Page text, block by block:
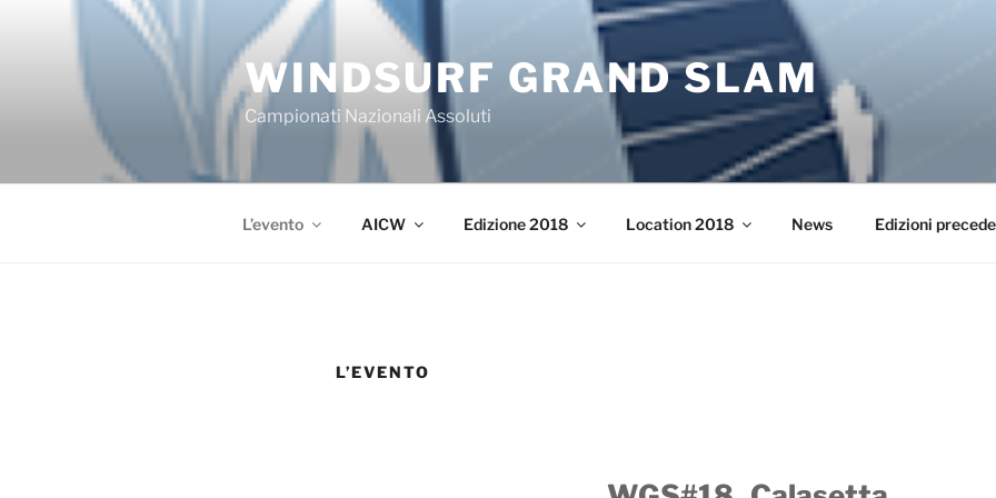
WINDSURF GRAND SLAM
Campionati Nazionali Assoluti
L’evento AICW Edizione 2018 Location 2018 News Edizioni
L’EVENTO